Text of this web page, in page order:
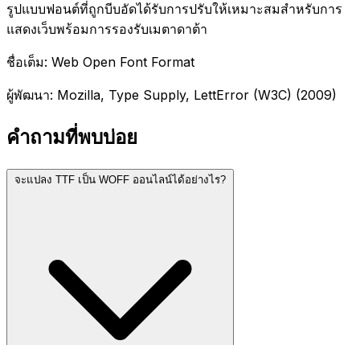
รูปแบบฟอนต์ที่ถูกบีบอัดได้รับการปรับให้เหมาะสมสำหรับการ
แสดงเว็บพร้อมการรองรับเมตาดาต้า
ชื่อเต็ม: Web Open Font Format
ผู้พัฒนา: Mozilla, Type Supply, LettError (W3C) (2009)
คำถามที่พบบ่อย
จะแปลง TTF เป็น WOFF ออนไลน์ได้อย่างไร?